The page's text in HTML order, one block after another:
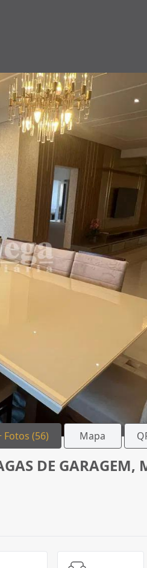
Fotos (56) Mapa
DE GARAGEM,